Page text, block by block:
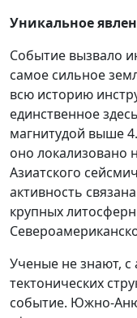
Уникальное
Событие вызвало
самое сильное
всю историю
единственное
магнитудой выше
оно локализовано
Азиатского
активность
крупных
Ученые не знают, с
тектонических
событие. Южно-